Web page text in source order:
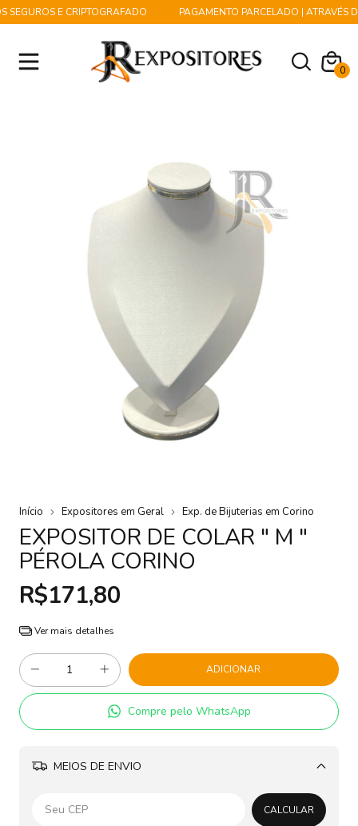
E CRIPTOGRAFADO PAGAMENTO PARCELADO | ATRAVÉS
0
Início Expositores em Geral Exp. de Bijuterias em Corino
EXPOSITOR DE COLAR " M "
PÉROLA CORINO
R$171,80
Ver mais detalhes
Compre pelo WhatsApp
MEIOS DE ENVIO
Alterar CEP
CALCULAR